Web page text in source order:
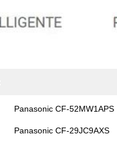
Panasonic CF-52MW1APS
Panasonic CF-29JC9AXS